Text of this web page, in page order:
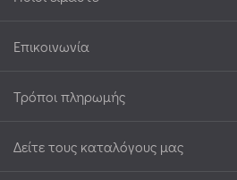
Επικοινωνία
Τρόποι πληρωμής
Δείτε τους καταλόγους μας